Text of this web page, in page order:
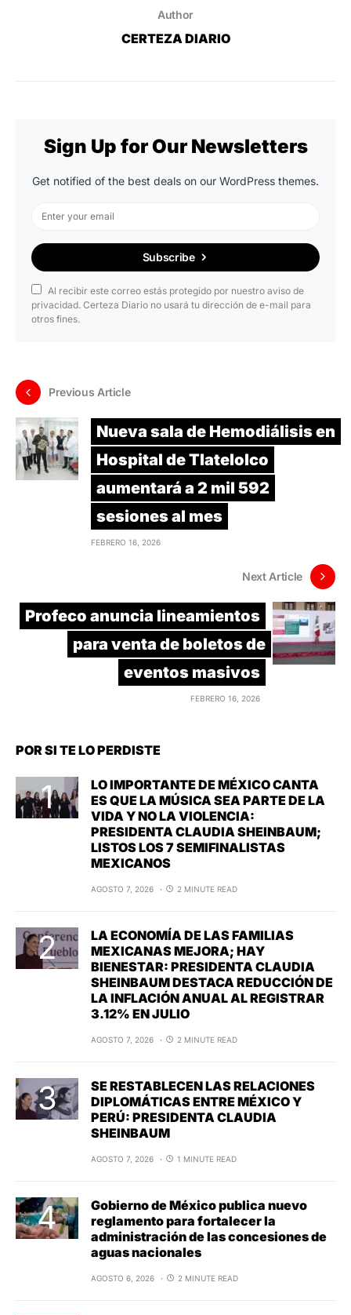
Author
CERTEZA DIARIO
Sign Up for Our Newsletters
Get notified of the best deals on our WordPress themes.
Subscribe
Al recibir este correo estás protegido por nuestro aviso de
privacidad. Certeza Diario no usará tu dirección de e-mail para
otros fines.
Previous Article
Nueva sala de Hemodiálisis en
Hospital de Tlatelolco
aumentará a 2 mil 592
sesiones al mes
FEBRERO 16, 2026
Next Article
Profeco anuncia lineamientos
para venta de boletos de
eventos masivos
FEBRERO 16, 2026
POR SI TE LO PERDISTE
LO IMPORTANTE DE MÉXICO CANTA
ES QUE LA MÚSICA SEA PARTE DE LA
VIDA Y NO LA VIOLENCIA:
PRESIDENTA CLAUDIA SHEINBAUM;
LISTOS LOS 7 SEMIFINALISTAS
MEXICANOS
AGOSTO 7, 2026 2 MINUTE READ
LA ECONOMÍA DE LAS FAMILIAS
MEXICANAS MEJORA; HAY
BIENESTAR: PRESIDENTA CLAUDIA
SHEINBAUM DESTACA REDUCCIÓN DE
LA INFLACIÓN ANUAL AL REGISTRAR
3.12% EN JULIO
AGOSTO 7, 2026 2 MINUTE READ
SE RESTABLECEN LAS RELACIONES
DIPLOMÁTICAS ENTRE MÉXICO Y
PERÚ: PRESIDENTA CLAUDIA
SHEINBAUM
AGOSTO 7, 2026 1 MINUTE READ
Gobierno de México publica nuevo
reglamento para fortalecer la
administración de las concesiones de
aguas nacionales
AGOSTO 6, 2026 2 MINUTE READ